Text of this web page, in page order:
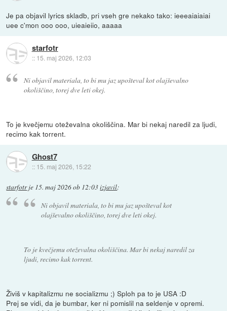
Je pa objavil lyrics skladb, pri vseh gre nekako tako: ieeeaiaiaiai
uee c'mon ooo ooo, uieaieiio, aaaaa
starfotr
:: 15. maj 2026, 12:03
Ni objavil materiala, to bi mu jaz upošteval kot olajševalno
okoliščino, torej dve leti okej.
To je kvečjemu oteževalna okoliščina. Mar bi nekaj naredil za ljudi,
recimo kak torrent.
Ghost7
:: 15. maj 2026, 15:22
starfotrje 15. maj 2026 ob 12:03izjavil:
Ni objavil materiala, to bi mu jaz upošteval kot
olajševalno okoliščino, torej dve leti okej.
To je kvečjemu oteževalna okoliščina. Mar bi nekaj naredil za
ljudi, recimo kak torrent.
Živiš v kapitalizmu ne socializmu ;) Sploh pa to je USA :D
Prej se vidi, da je bumbar, ker ni pomislil na seldenje v opremi.